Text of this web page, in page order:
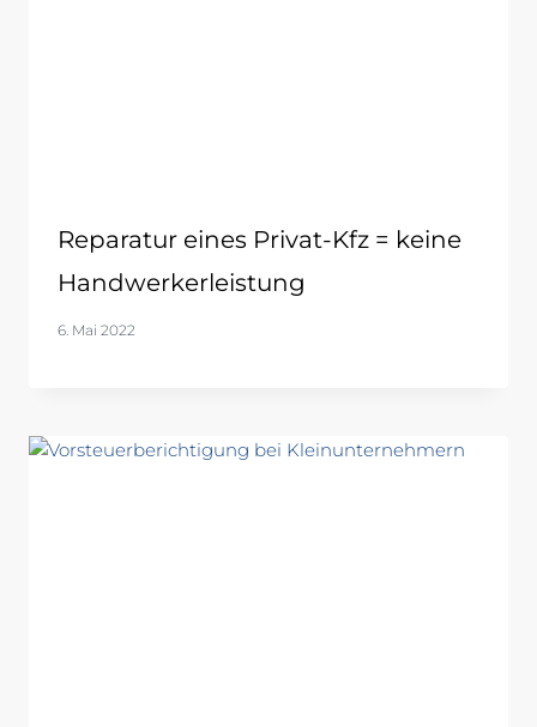
Reparatur eines Privat-Kfz = keine
Handwerkerleistung
6. Mai 2022